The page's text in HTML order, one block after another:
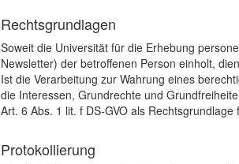
Rechtsgrundlagen
Soweit die Universität für die Erhebung
Newsletter) der betroffenen Person einholt,
Ist die Verarbeitung zur Wahrung eines
die Interessen, Grundrechte und
Art. 6 Abs. 1 lit. f DS-GVO als
Protokollierung